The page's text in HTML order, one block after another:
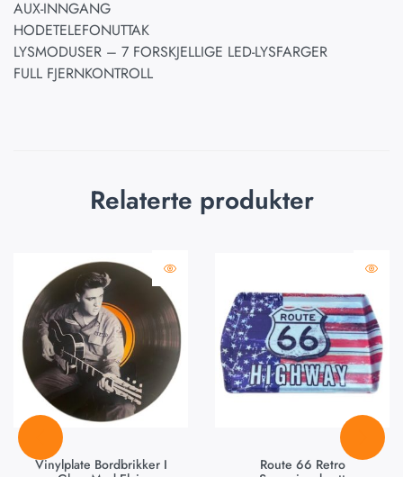
AUX-INNGANG
HODETELEFONUTTAK
LYSMODUSER – 7 FORSKJELLIGE LED-LYSFARGER
FULL FJERNKONTROLL
Relaterte produkter
Vinylplate Bordbrikker I
Route 66 Retro